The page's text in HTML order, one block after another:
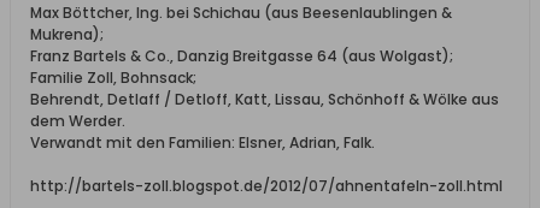
Max Böttcher, Ing. bei Schichau (aus Beesenlaublingen &
Mukrena);
Franz Bartels & Co., Danzig Breitgasse 64 (aus Wolgast);
Familie Zoll, Bohnsack;
Behrendt, Detlaff / Detloff, Katt, Lissau, Schönhoff & Wölke aus
dem Werder.
Verwandt mit den Familien: Elsner, Adrian, Falk.
http://bartels-zoll.blogspot.de/2012/07/ahnentafeln-zoll.html